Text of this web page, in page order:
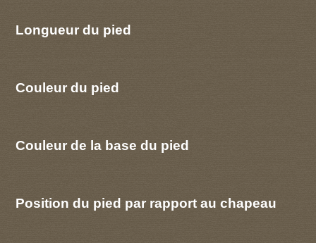
Longueur du pied
Couleur du pied
Couleur de la base du pied
Position du pied par rapport au chapeau